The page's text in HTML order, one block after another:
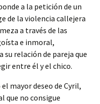
a la petición de un
de la violencia callejera
a través de las
e inmoral,
su relación de pareja que
entre él y el chico.
mayor deseo de Cyril,
que no consigue